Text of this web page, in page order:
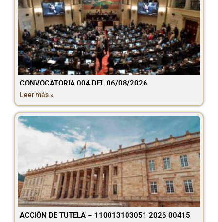
CONVOCATORIA 004 DEL 06/08/2026
Leer más »
ACCIÓN DE TUTELA – 110013103051 2026 00415